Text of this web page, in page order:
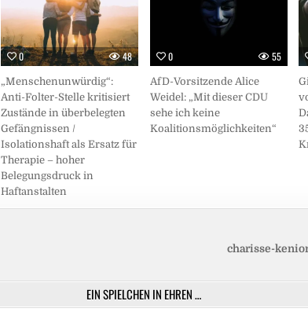
0 48
„Menschenunwürdig“:
Anti-Folter-Stelle kritisiert
Zustände in überbelegten
Gefängnissen /
Isolationshaft als Ersatz für
Therapie – hoher
Belegungsdruck in
Haftanstalten
0 55
AfD-Vorsitzende Alice
Weidel: „Mit dieser CDU
sehe ich keine
Koalitionsmöglichkeiten“
charisse-
EIN SPIELCHEN IN EHREN …